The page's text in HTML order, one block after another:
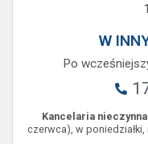
W
Po
Kancelaria
czerwca), w